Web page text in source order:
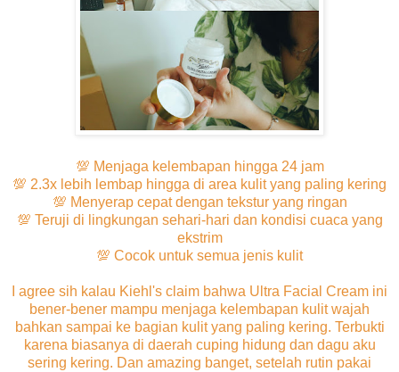
💯 Menjaga kelembapan hingga 24 jam
💯 2.3x lebih lembap hingga di area kulit yang paling kering
💯 Menyerap cepat dengan tekstur yang ringan
💯 Teruji di lingkungan sehari-hari dan kondisi cuaca yang
ekstrim
💯 Cocok untuk semua jenis kulit
I agree sih kalau Kiehl's claim bahwa Ultra Facial Cream ini
bener-bener mampu menjaga kelembapan kulit wajah
bahkan sampai ke bagian kulit yang paling kering. Terbukti
karena biasanya di daerah cuping hidung dan dagu aku
sering kering. Dan amazing banget, setelah rutin pakai